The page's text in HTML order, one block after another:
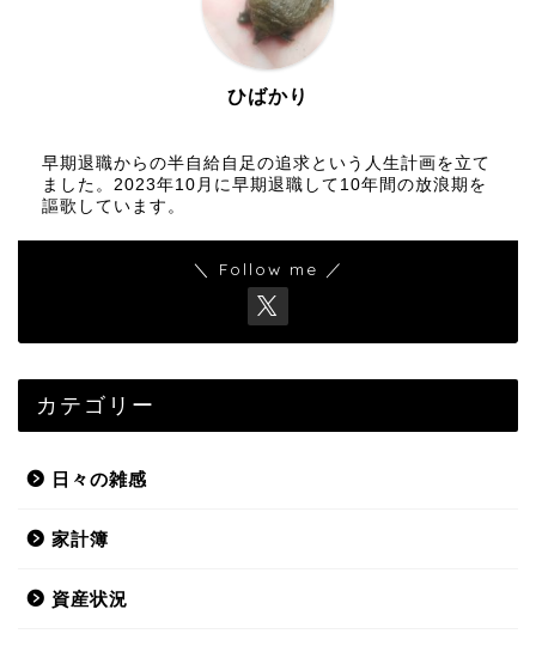
ひばかり
早期退職からの半自給自足の追求という人生計画を立て
ました。2023年10月に早期退職して10年間の放浪期を
謳歌しています。
＼ Follow me ／
カテゴリー
日々の雑感
家計簿
資産状況